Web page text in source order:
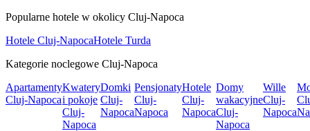
Popularne hotele w okolicy Cluj-Napoca
Hotele Cluj-NapocaHotele Turda
Kategorie noclegowe Cluj-Napoca
Apartamenty
Cluj-Napoca
Kwatery
i pokoje
Cluj-
Napoca
Domki
Cluj-
Napoca
Pensjonaty
Cluj-
Napoca
Hotele
Cluj-
Napoca
Domy
wakacyjne
Cluj-
Napoca
Wille
Cluj-
Napoca